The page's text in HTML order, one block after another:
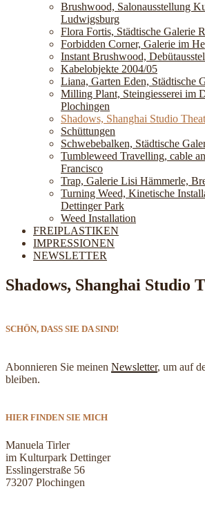
Brushwood, Salonausstellung
Ludwigsburg
Flora Fortis, Städtische Galerie
Forbidden Corner, Galerie im
Instant Brushwood,
Kabelobjekte 2004/05
Liana, Garten Eden, Städtische
Milling Plant, Steingiesserei im
Plochingen
Shadows, Shanghai Studio
Schüttungen
Schwebebalken, Städtische
Tumbleweed Travelling, cable
Francisco
Trap, Galerie Lisi Hämmerle,
Turning Weed, Kinetische
Dettinger Park
Weed Installation
FREIPLASTIKEN
IMPRESSIONEN
NEWSLETTER
Shadows, Shanghai Studio
SCHÖN, DASS SIE DA SIND!
Abonnieren Sie meinen Newsletter, um auf
bleiben.
HIER FINDEN SIE MICH
Manuela Tirler
im Kulturpark Dettinger
Esslingerstraße 56
73207 Plochingen